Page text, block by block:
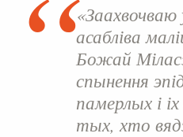
асабліва
Божай
спынення
памерлых і
тых, хто